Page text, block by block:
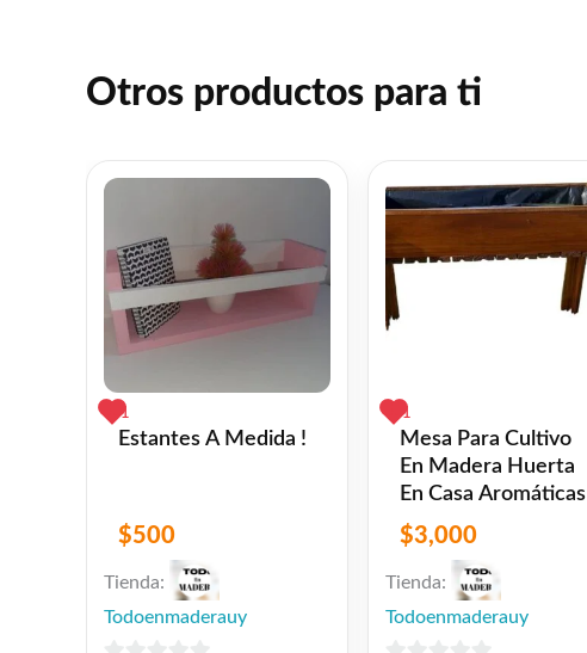
Otros productos para ti
1
Estantes A Medida !
$500
Tienda:
Todoenmaderauy
1
Mesa Para Cultivo
En Madera Huerta
En Casa Aromáticas
$3,000
Tienda:
Todoenmaderauy